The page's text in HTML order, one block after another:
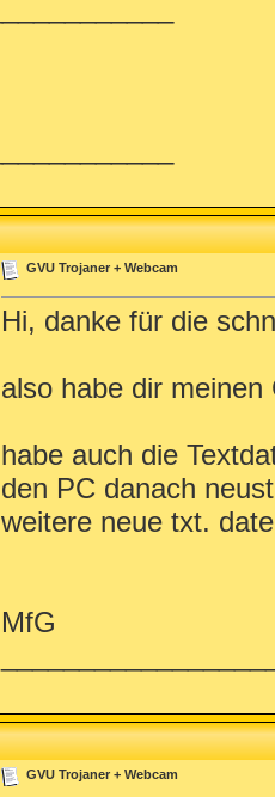
GVU Trojaner + Webcam
Hi, danke für die
also habe dir
habe auch die
den PC danach
weitere neue txt.
MfG
GVU Trojaner + Webcam